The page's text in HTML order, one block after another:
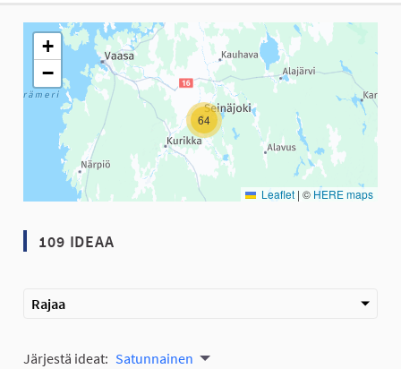
Seuraavassa elementissä on kartta, joka esittää tämän
64
+
−
Leaflet | © HERE maps
109 IDEAA
Rajaa
Järjestä ideat: Satunnainen